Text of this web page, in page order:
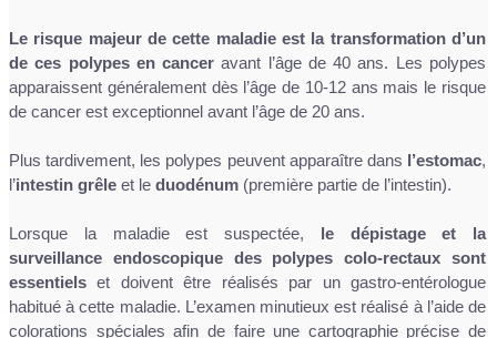
Le risque majeur de cette maladie est la transformation d’un
de ces polypes en cancer avant l’âge de 40 ans. Les polypes
apparaissent généralement dès l’âge de 10-12 ans mais le risque
de cancer est exceptionnel avant l’âge de 20 ans.
Plus tardivement, les polypes peuvent apparaître dans l’estomac,
l’intestin grêle et le duodénum (première partie de l’intestin).
Lorsque la maladie est suspectée, le dépistage et la
surveillance endoscopique des polypes colo-rectaux sont
essentiels et doivent être réalisés par un gastro-entérologue
habitué à cette maladie. L’examen minutieux est réalisé à l’aide de
colorations spéciales afin de faire une cartographie précise de